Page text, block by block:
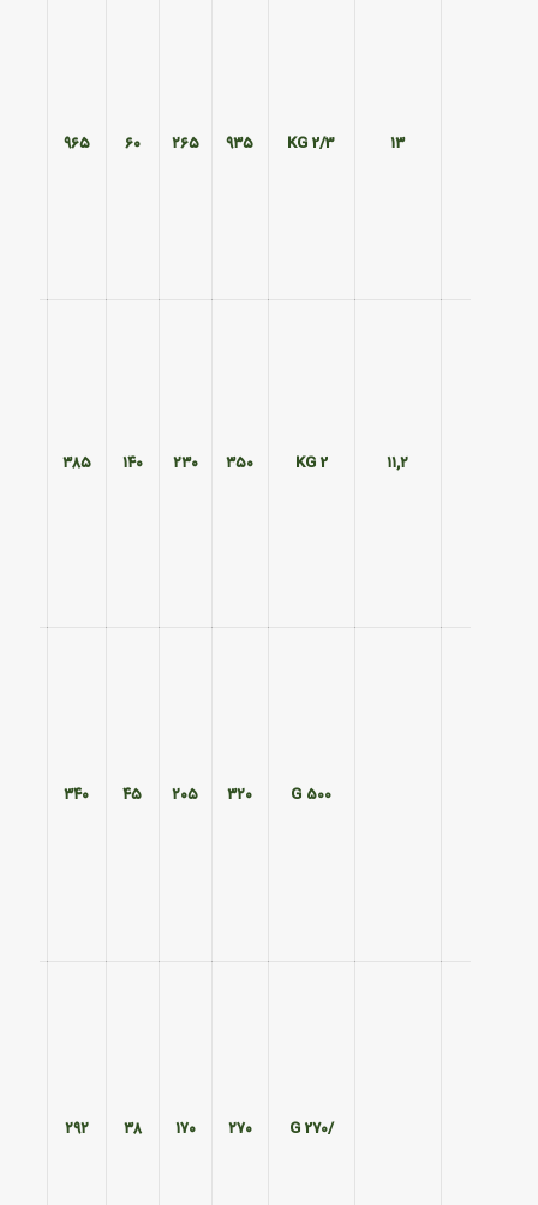
۱۳ 2/3 KG ۹۳۵ ۲۶۵ ۶۰ ۹۶۵
۱۱,۲ 2 KG ۳۵۰ ۲۳۰ ۱۴۰ ۳۸۵
500 G ۳۲۰ ۲۰۵ ۴۵ ۳۴۰
/270 G ۲۷۰ ۱۷۰ ۳۸ ۲۹۲